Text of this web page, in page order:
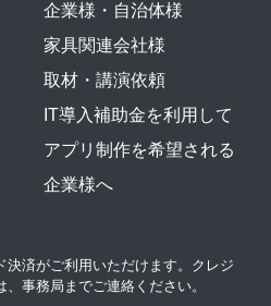
企業様・自治体様
家具関連会社様
取材・講演依頼
IT導入補助金を利用して
アプリ制作を希望される
企業様へ
決済がご利用いただけます。クレジ
事務局までご連絡ください。